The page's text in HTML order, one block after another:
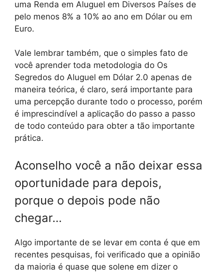
uma Renda em Aluguel em Diversos Países de
pelo menos 8% a 10% ao ano em Dólar ou em
Euro.
Vale lembrar também, que o simples fato de
você aprender toda metodologia do Os
Segredos do Aluguel em Dólar 2.0 apenas de
maneira teórica, é claro, será importante para
uma percepção durante todo o processo, porém
é imprescindível a aplicação do passo a passo
de todo conteúdo para obter a tão importante
prática.
Aconselho você a não deixar essa
oportunidade para depois,
porque o depois pode não
chegar…
Algo importante de se levar em conta é que em
recentes pesquisas, foi verificado que a opinião
da maioria é quase que solene em dizer o